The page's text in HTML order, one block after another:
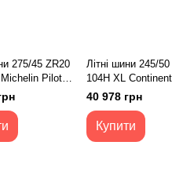
275/45 ZR20
Pilot
Літні шини 245/
104H XL
PremiumContact
40 978 грн
Купити